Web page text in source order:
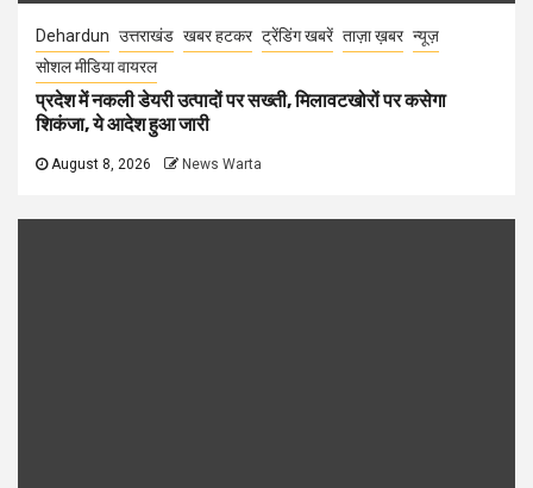
Dehardun उत्तराखंड खबर हटकर ट्रेंडिंग खबरें ताज़ा ख़बर न्यूज़
सोशल मीडिया वायरल
प्रदेश में नकली डेयरी उत्पादों पर सख्ती, मिलावटखोरों पर कसेगा
शिकंजा, ये आदेश हुआ जारी
August 8, 2026 News Warta